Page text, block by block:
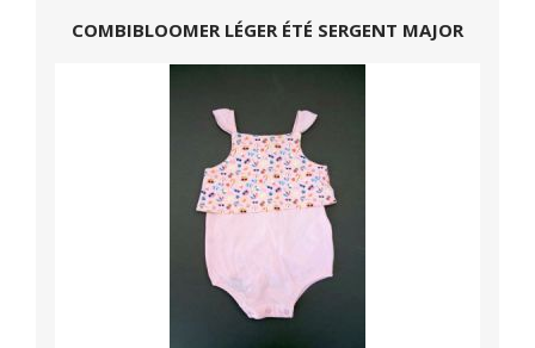
COMBIBLOOMER LÉGER ÉTÉ SERGENT MAJOR